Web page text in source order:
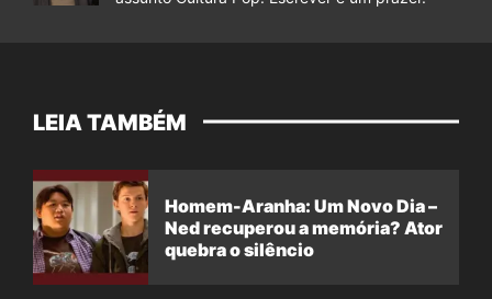
LEIA TAMBÉM
Homem-Aranha: Um Novo Dia –
Ned recuperou a memória? Ator
quebra o silêncio